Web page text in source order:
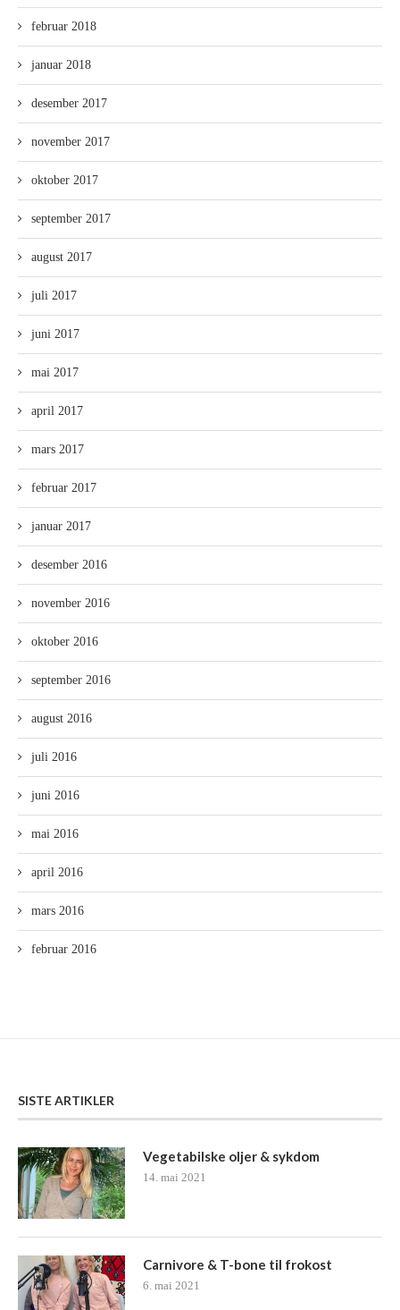
februar 2018
januar 2018
desember 2017
november 2017
oktober 2017
september 2017
august 2017
juli 2017
juni 2017
mai 2017
april 2017
mars 2017
februar 2017
januar 2017
desember 2016
november 2016
oktober 2016
september 2016
august 2016
juli 2016
juni 2016
mai 2016
april 2016
mars 2016
februar 2016
SISTE ARTIKLER
Vegetabilske oljer & sykdom
14. mai 2021
Carnivore & T-bone til frokost
6. mai 2021